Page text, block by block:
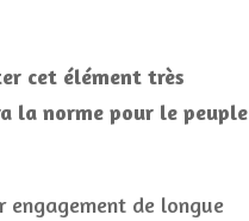
cet élément très
la norme pour le peuple
de longue